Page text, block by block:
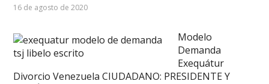
16 de agosto de 2020
Modelo
Demanda
Exequátur
Divorcio Venezuela CIUDADANO: PRESIDENTE Y